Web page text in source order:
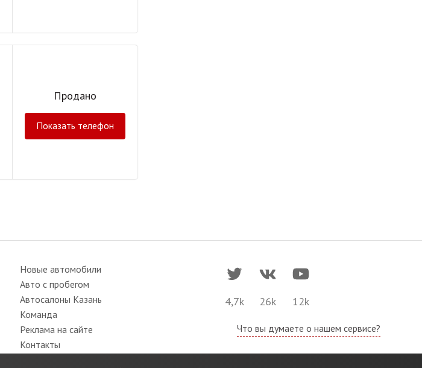
Продано
Показать телефон
Новые автомобили
Авто с пробегом
Автосалоны Казань
Команда
Реклама на сайте
Контакты
4,7k 26k 12k
Что вы думаете о нашем сервисе?